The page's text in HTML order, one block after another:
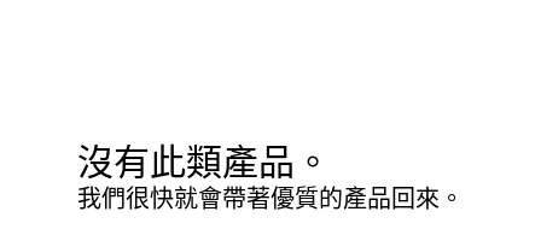
沒有此類產品。
我們很快就會帶著優質的產品回來。